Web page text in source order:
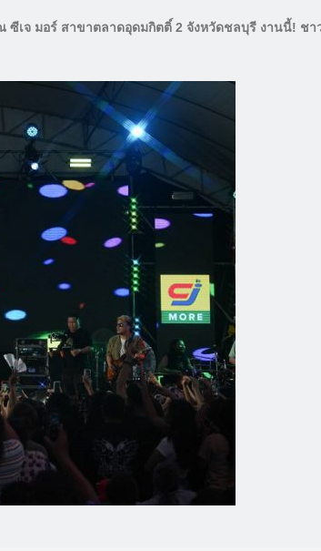
ซีเจ มอร์ สาขาตลาดอุดมกิตติ์ 2 จังหวัดชลบุรี งานนี้! ช